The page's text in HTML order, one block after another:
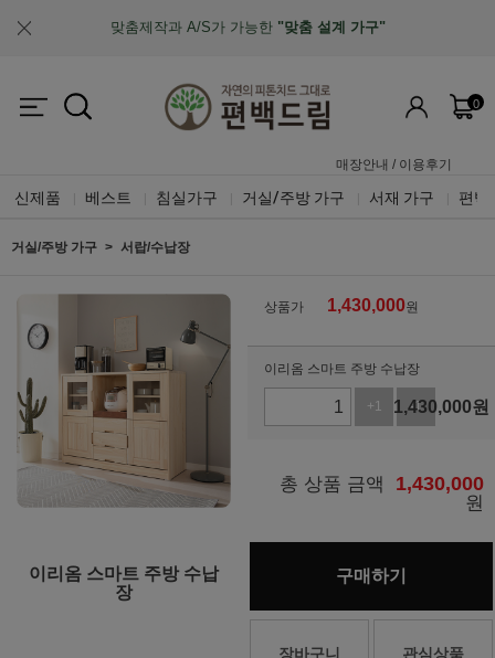
맞춤제작과 A/S가 가능한 "맞춤 설계 가구"
업계최초, 업계유일 체계적인 품질 검증 시스템
0
매장안내 / 이용후기
신제품 베스트 침실가구 거실/주방 가구 서재 가구 편백
거실/주방 가구 서랍/수납장
이리옴 스마트 주방 수납
장
상품가 1,430,000원
이리옴 스마트 주방 수납장
+1 -1
1,430,000원
총 상품 금액 1,430,000
원
구매하기
장바구니 관심상품